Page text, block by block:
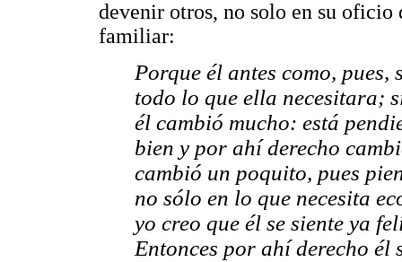
devenir otros, no solo en su
familiar:
Porque él antes como, pues,
todo lo que ella necesitara;
él cambió mucho: está
bien y por ahí derecho
cambió un poquito, pues
no sólo en lo que necesita
yo creo que él se siente ya
Entonces por ahí derecho él